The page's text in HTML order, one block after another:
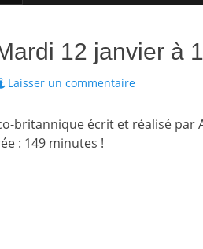
12 janvier à
Laisser un commentaire
britannique écrit et réalisé par
: 149 minutes !